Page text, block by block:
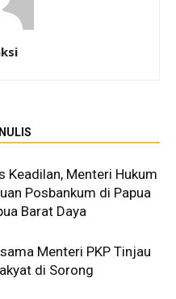
Keadilan, Menteri Hukum
Posbankum di Papua
Barat Daya
Menteri PKP Tinjau
di Sorong